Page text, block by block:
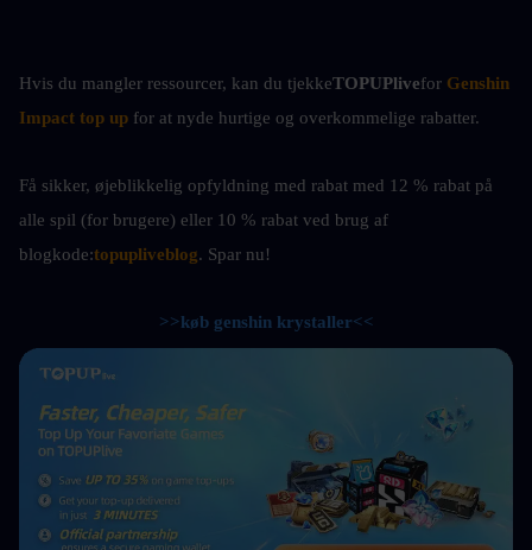
Hvis du mangler ressourcer, kan du tjekkeTOPUPlivefor Genshin
Impact top up for at nyde hurtige og overkommelige rabatter.
Få sikker, øjeblikkelig opfyldning med rabat med 12 % rabat på
alle spil (for brugere) eller 10 % rabat ved brug af
blogkode:topupliveblog. Spar nu!
>>køb genshin krystaller<<